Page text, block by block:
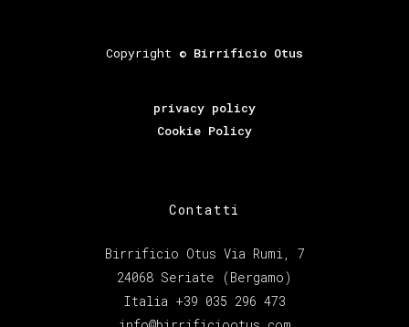
Copyright © Birrificio Otus
privacy policy
Cookie Policy
Contatti
Birrificio Otus Via Rumi, 7
24068 Seriate (Bergamo)
Italia +39 035 296 473